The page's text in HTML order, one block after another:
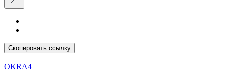
Скопировать ссылку
OKRA4